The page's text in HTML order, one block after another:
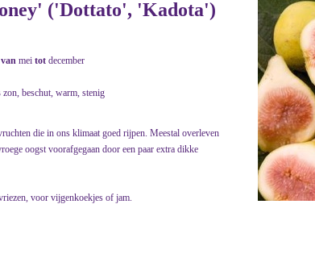
('Dottato', 'Kadota')
mei tot december
zon, beschut, warm, stenig
die in ons klimaat goed rijpen. Meestal overleven
oogst voorafgegaan door een paar extra dikke
voor vijgenkoekjes of jam.